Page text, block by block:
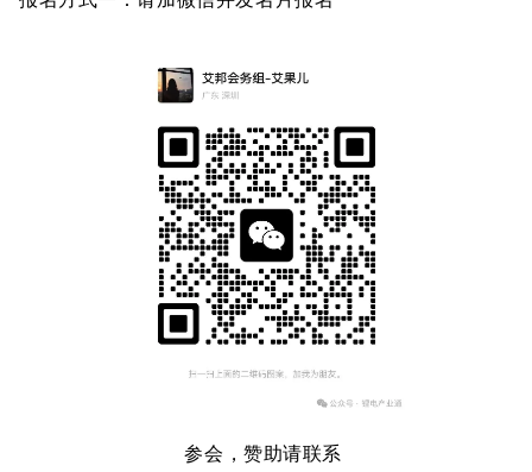
参会，赞助请联系